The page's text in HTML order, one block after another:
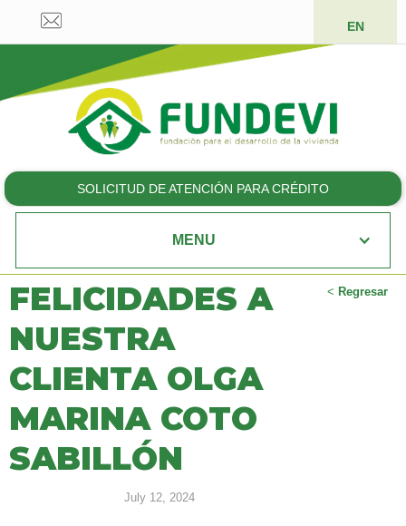
EN
SOLICITUD DE ATENCIÓN PARA CRÉDITO
MENU
< Regresar
FELICIDADES A
NUESTRA
CLIENTA OLGA
MARINA COTO
SABILLÓN
July 12, 2024